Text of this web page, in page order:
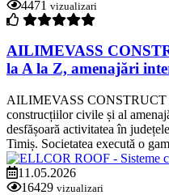
4471 vizualizari
AILIMEVASS
la A la Z, amenajări
AILIMEVASS CONSTRUCT
construcțiilor civile și al
desfășoară activitatea în
Timiș. Societatea execută o
11.05.2026
16429 vizualizari